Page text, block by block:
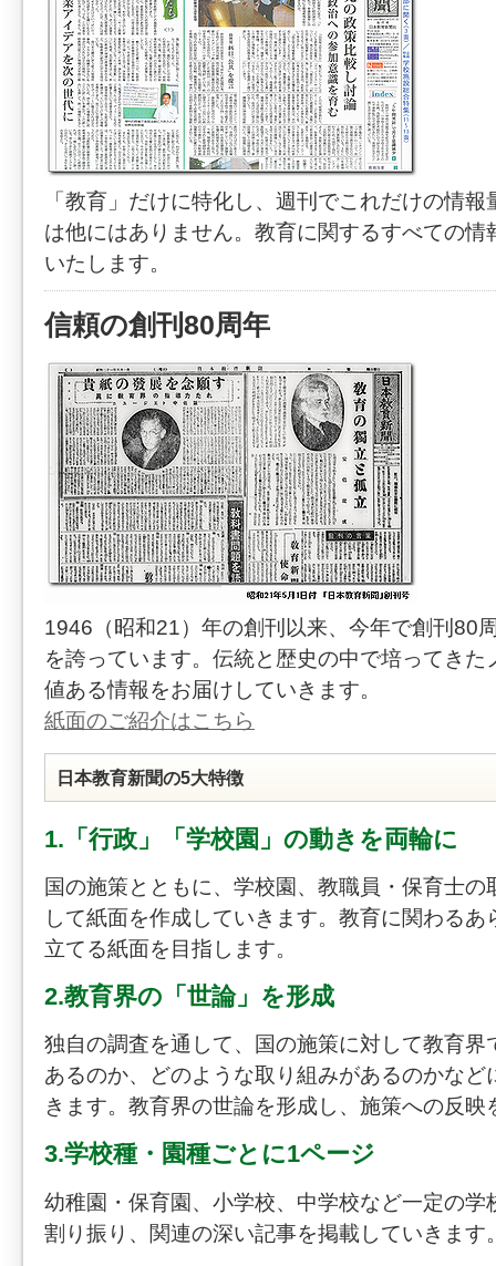
「教育」だけに特化し、週刊でこれだけの情
は他にはありません。教育に関するすべての情
いたします。
信頼の創刊80周年
1946（昭和21）年の創刊以来、今年で創刊80
を誇っています。伝統と歴史の中で培ってきた
値ある情報をお届けしていきます。
紙面のご紹介はこちら
日本教育新聞の5大特徴
1.「行政」「学校園」の動きを両輪に
国の施策とともに、学校園、教職員・保育士の
して紙面を作成していきます。教育に関わる
立てる紙面を目指します。
2.教育界の「世論」を形成
独自の調査を通して、国の施策に対して教育界
あるのか、どのような取り組みがあるのかなど
きます。教育界の世論を形成し、施策への反映
3.学校種・園種ごとに1ページ
幼稚園・保育園、小学校、中学校など一定の学
割り振り、関連の深い記事を掲載していきます